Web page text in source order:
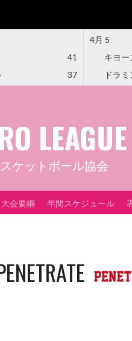
41
37
4月 5
キヨー
ドラ
LEAGUE
ケットボール協会
大会要綱 年間スケジュール